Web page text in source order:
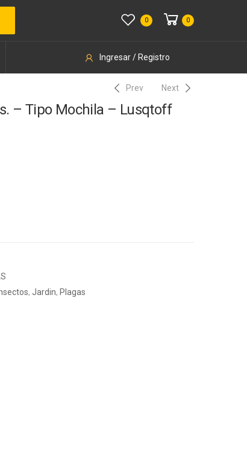
0 0
Ingresar / Registro
Prev Next
– Tipo Mochila – Lusqtoff
, Jardin, Plagas